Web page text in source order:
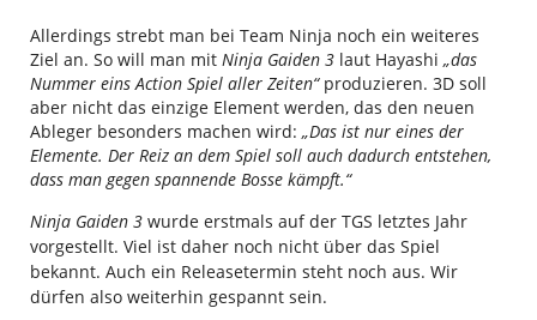
Allerdings strebt man bei Team Ninja noch ein weiteres
Ziel an. So will man mit Ninja Gaiden 3 laut Hayashi „das
Nummer eins Action Spiel aller Zeiten“produzieren. 3D soll
aber nicht das einzige Element werden, das den neuen
Ableger besonders machen wird: „Das ist nur eines der
Elemente. Der Reiz an dem Spiel soll auch dadurch entstehen,
dass man gegen spannende Bosse kämpft.“
Ninja Gaiden 3 wurde erstmals auf der TGS letztes Jahr
vorgestellt. Viel ist daher noch nicht über das Spiel
bekannt. Auch ein Releasetermin steht noch aus. Wir
dürfen also weiterhin gespannt sein.